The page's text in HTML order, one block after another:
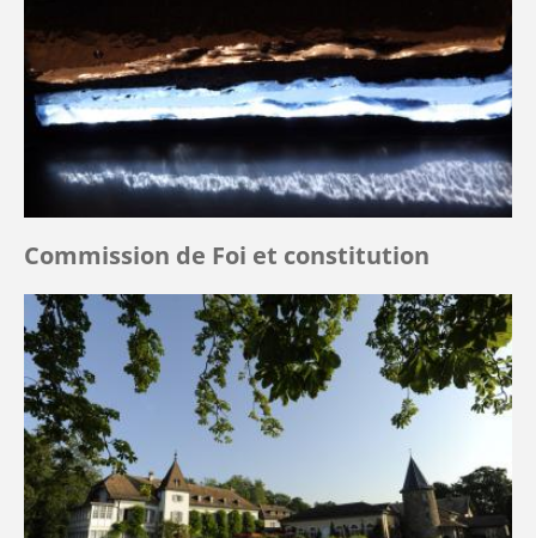
Commission de Foi et constitution